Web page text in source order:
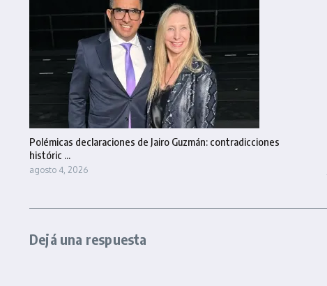
Polémicas declaraciones de Jairo Guzmán: contradicciones
históric ...
agosto 4, 2026
Dejá una respuesta